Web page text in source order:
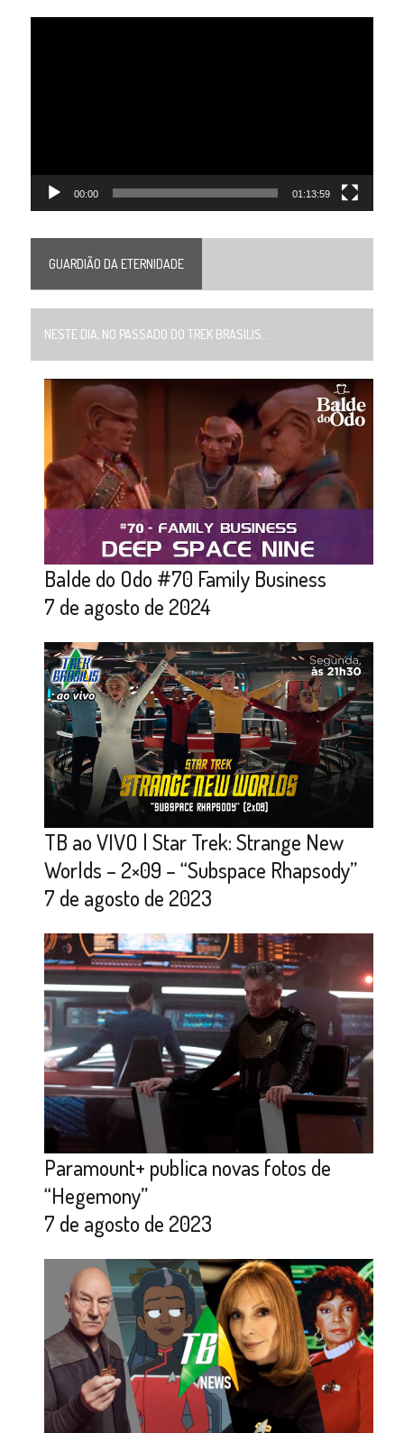
00:00 01:13:59
GUARDIÃO DA ETERNIDADE
NESTE DIA, NO PASSADO DO TREK BRASILIS...
Balde do Odo #70 Family Business
7 de agosto de 2024
TB ao VIVO | Star Trek: Strange New
Worlds – 2×09 – “Subspace Rhapsody”
7 de agosto de 2023
Paramount+ publica novas fotos de
“Hegemony”
7 de agosto de 2023